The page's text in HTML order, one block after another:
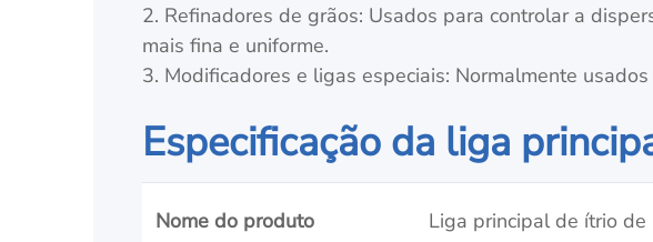
2. Refinadores de grãos: Usados para controlar a
mais fina e uniforme.
3. Modificadores e ligas especiais: Normalmente
Especificação da liga
Nome do produto Liga principal de ítrio de